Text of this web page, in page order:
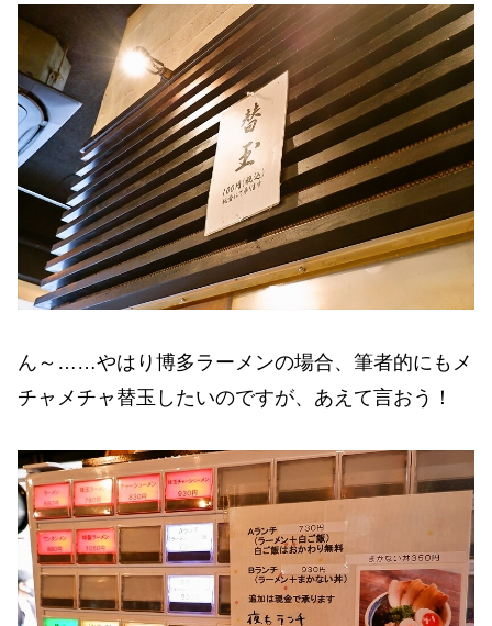
ん～……やはり博多ラーメンの場合、筆者的にもメ
チャメチャ替玉したいのですが、あえて言おう！